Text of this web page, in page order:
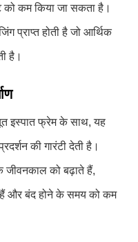
कम किया जा सकता है।
प्राप्त होती है जो आर्थिक
है।
इस्पात फ्रेम के साथ, यह
की गारंटी देती है।
जीवनकाल को बढ़ाते हैं,
और बंद होने के समय को कम